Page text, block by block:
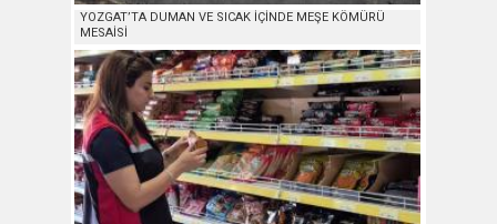
YOZGAT’TA DUMAN VE SICAK İÇİNDE MEŞE KÖMÜRÜ
MESAİSİ